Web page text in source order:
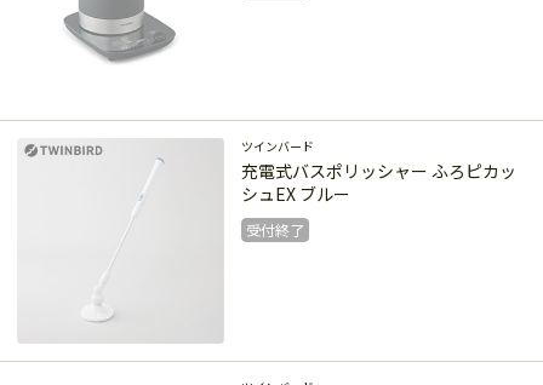
受付終了
ツインバード
充電式バスポリッシャー ふろピカッ
シュEX ブルー
受付終了